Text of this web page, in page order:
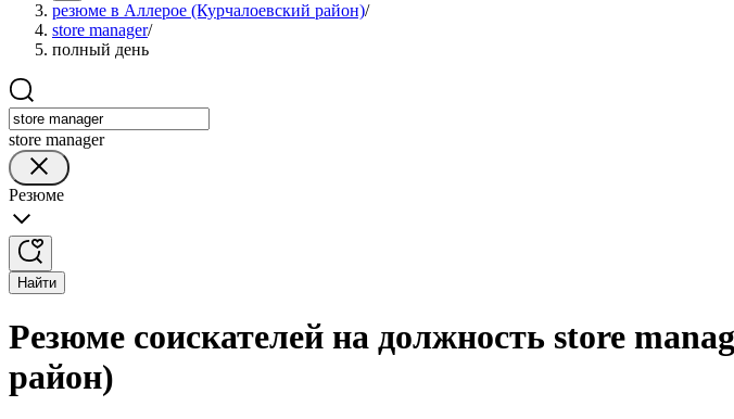
резюме в Аллерое (Курчалоевский район)/
store manager/
полный день
store manager
Резюме
Найти
Резюме соискателей на должность store
район)